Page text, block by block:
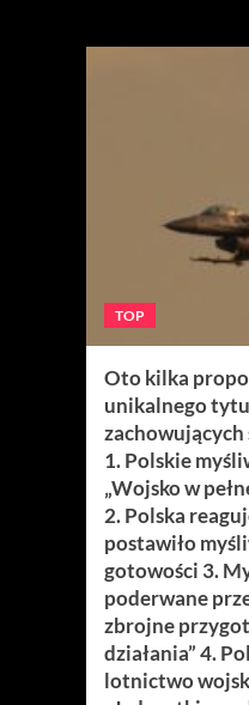
TOP
Oto kilka
unikalnego
zachowujących
1. Polskie
„Wojsko w
2. Polska
postawiło
gotowości 3.
poderwane
zbrojne
działania” 4.
lotnictwo